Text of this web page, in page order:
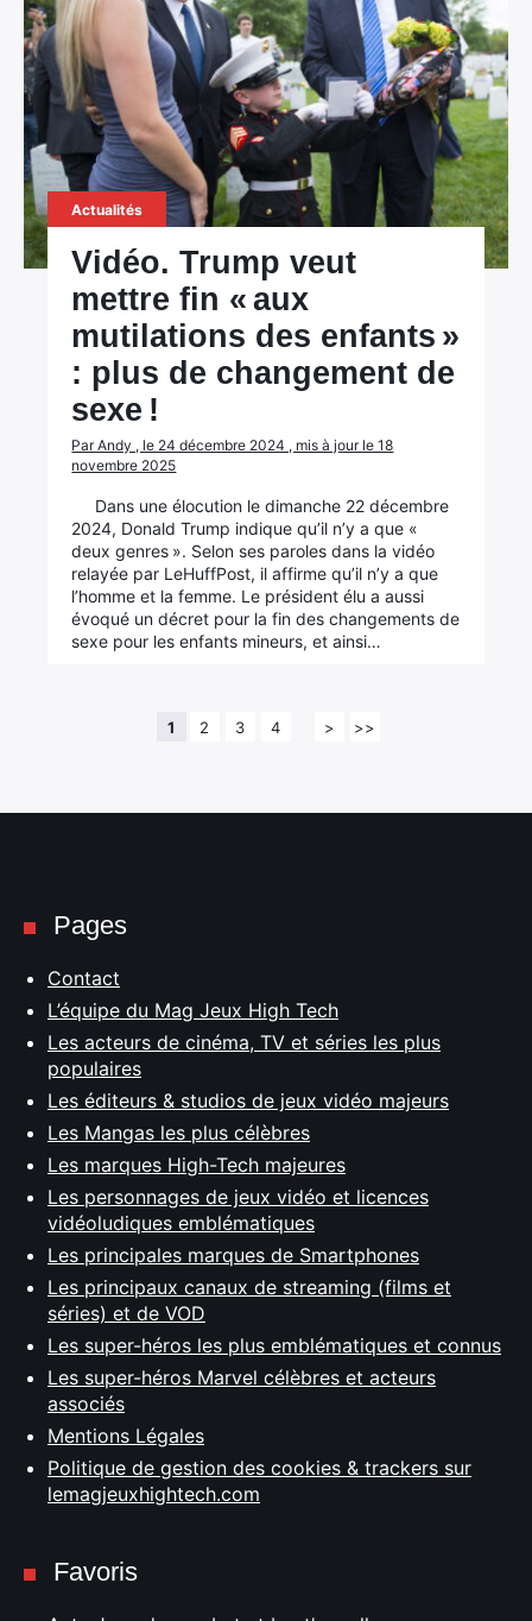
Actualités
Vidéo. Trump veut
mettre fin « aux
mutilations des enfants »
: plus de changement de
sexe !
Par Andy , le 24 décembre 2024 , mis à jour le 18
novembre 2025
Dans une élocution le dimanche 22 décembre
2024, Donald Trump indique qu’il n’y a que «
deux genres ». Selon ses paroles dans la vidéo
relayée par LeHuffPost, il affirme qu’il n’y a que
l’homme et la femme. Le président élu a aussi
évoqué un décret pour la fin des changements de
sexe pour les enfants mineurs, et ainsi…
1 2 3 4 > >>
Pages
Contact
L’équipe du Mag Jeux High Tech
Les acteurs de cinéma, TV et séries les plus
populaires
Les éditeurs & studios de jeux vidéo majeurs
Les Mangas les plus célèbres
Les marques High-Tech majeures
Les personnages de jeux vidéo et licences
vidéoludiques emblématiques
Les principales marques de Smartphones
Les principaux canaux de streaming (films et
séries) et de VOD
Les super-héros les plus emblématiques et connus
Les super-héros Marvel célèbres et acteurs
associés
Mentions Légales
Politique de gestion des cookies & trackers sur
lemagjeuxhightech.com
Favoris